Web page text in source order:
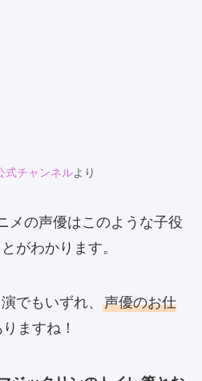
式チャンネルより
メの声優はこのような子役
がわかります。
でもいずれ、 声優のお仕
ますね！